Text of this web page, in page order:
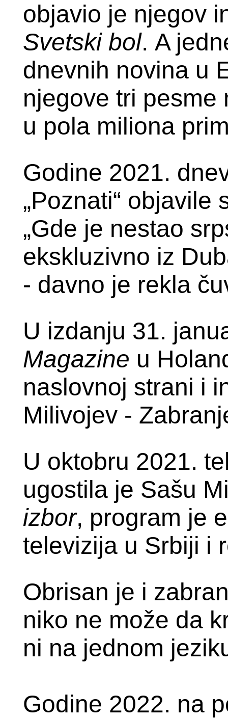
objavio je njegov
Svetski bol. A
dnevnih novina u
njegove tri pesme
u pola miliona
Godine 2021.
„Poznati“ objavile
„Gde je nestao
ekskluzivno iz
- davno je rekla
U izdanju 31.
Magazine u
naslovnoj strani i
Milivojev -
U oktobru 2021.
ugostila je Sašu
izbor, program je
televizija u Srbiji i
Obrisan je i
niko ne može da
ni na jednom
Godine 2022. na